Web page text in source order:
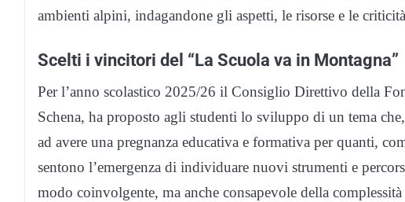
ambienti alpini, indagandone gli aspetti, le risorse e le
Scelti i vincitori del “La Scuola va in Montagna”
Per l’anno scolastico 2025/26 il Consiglio Direttivo della
Schena, ha proposto agli studenti lo sviluppo di un tema
ad avere una pregnanza educativa e formativa per quanti,
sentono l’emergenza di individuare nuovi strumenti e
modo coinvolgente, ma anche consapevole della